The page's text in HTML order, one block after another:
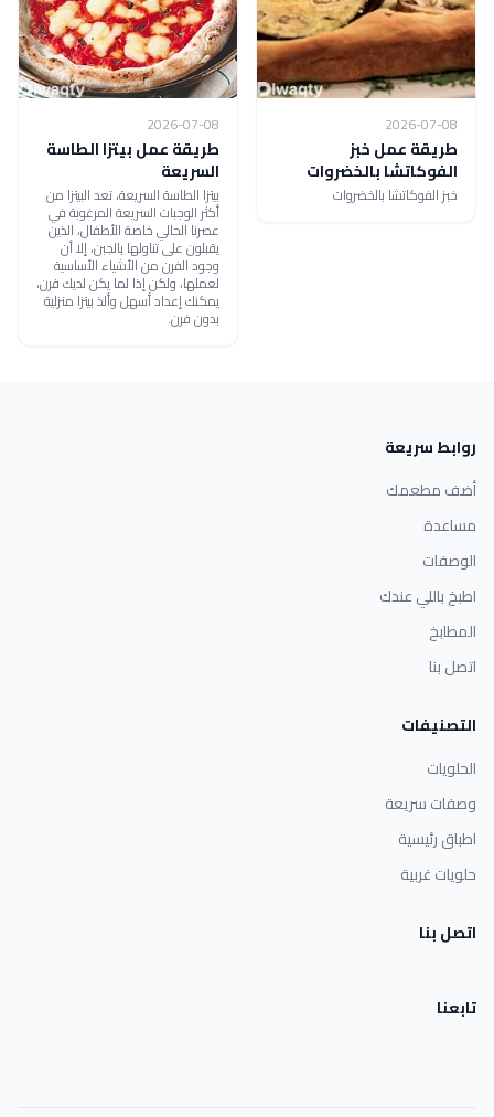
2026-07-08
طريقة عمل خبز
الفوكاتشا بالخضروات
خبز الفوكاتشا بالخضروات
2026-07-08
طريقة عمل بيتزا الطاسة
السريعة
بيتزا الطاسة السريعة، تعد البيتزا من
أكثر الوجبات السريعة المرغوبة في
عصرنا الحالي خاصة الأطفال، الذين
يقبلون على تناولها بالجبن، إلا أن
وجود الفرن من الأشياء الأساسية
لعملها، ولكن إذا لما يكن لديك فرن،
يمكنك إعداد أسهل وألذ بيتزا منزلية
بدون فرن.
روابط سريعة
أضف مطعمك
مساعدة
الوصفات
اطبخ باللي عندك
المطابخ
اتصل بنا
التصنيفات
الحلويات
وصفات سريعة
اطباق رئيسية
حلويات غربية
اتصل بنا
تابعنا